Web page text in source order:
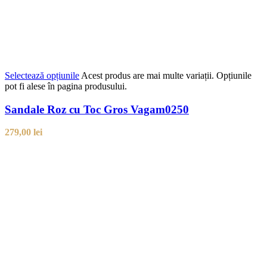
Selectează opțiunile Acest produs are mai multe variații. Opțiunile
pot fi alese în pagina produsului.
Sandale Roz cu Toc Gros Vagam0250
279,00 lei